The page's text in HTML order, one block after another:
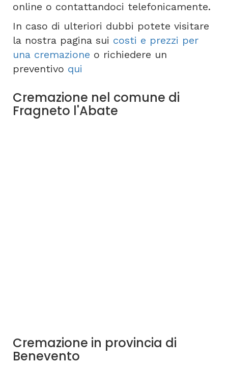
online o contattandoci telefonicamente.
In caso di ulteriori dubbi potete visitare
la nostra pagina sui costi e prezzi per
una cremazione o richiedere un
preventivo qui
Cremazione nel comune di
Fragneto l'Abate
Cremazione in provincia di
Benevento